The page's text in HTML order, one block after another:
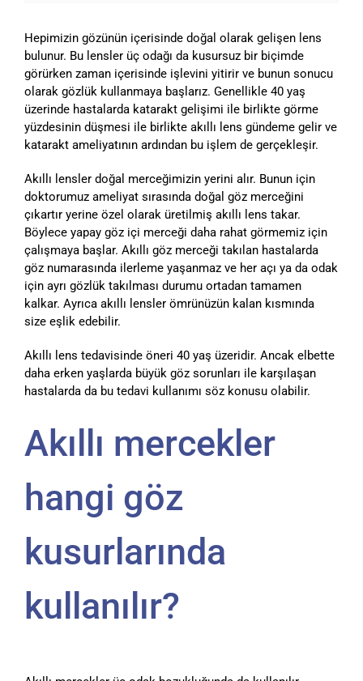
Hepimizin gözünün içerisinde doğal olarak gelişen lens
bulunur. Bu lensler üç odağı da kusursuz bir biçimde
görürken zaman içerisinde işlevini yitirir ve bunun sonucu
olarak gözlük kullanmaya başlarız. Genellikle 40 yaş
üzerinde hastalarda katarakt gelişimi ile birlikte görme
yüzdesinin düşmesi ile birlikte akıllı lens gündeme gelir ve
katarakt ameliyatının ardından bu işlem de gerçekleşir.
Akıllı lensler doğal merceğimizin yerini alır. Bunun için
doktorumuz ameliyat sırasında doğal göz merceğini
çıkartır yerine özel olarak üretilmiş akıllı lens takar.
Böylece yapay göz içi merceği daha rahat görmemiz için
çalışmaya başlar. Akıllı göz merceği takılan hastalarda
göz numarasında ilerleme yaşanmaz ve her açı ya da odak
için ayrı gözlük takılması durumu ortadan tamamen
kalkar. Ayrıca akıllı lensler ömrünüzün kalan kısmında
size eşlik edebilir.
Akıllı lens tedavisinde öneri 40 yaş üzeridir. Ancak elbette
daha erken yaşlarda büyük göz sorunları ile karşılaşan
hastalarda da bu tedavi kullanımı söz konusu olabilir.
Akıllı mercekler
hangi göz
kusurlarında
kullanılır?